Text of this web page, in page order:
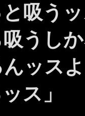
と吸う
うし
ッス
ス」